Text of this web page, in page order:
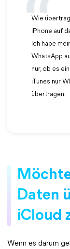
Wie
iPhone auf
Ich habe
WhatsApp
nur, ob es
iTunes nur
übertragen.
Daten
iCloud
Wenn es darum